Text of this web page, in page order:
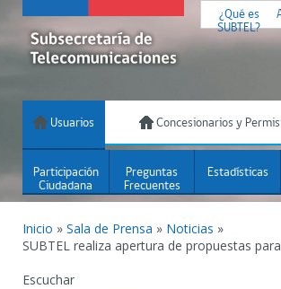
¿Qué es
SUBTEL?
Usuarios Concesionarios y
Participación
Ciudadana
Preguntas
Frecuentes
Estadísticas
Inicio » Sala de Prensa » Noticias »
SUBTEL realiza apertura de propuestas
Escuchar